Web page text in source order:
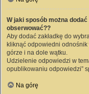
W jaki sposób można
obserwować??
Aby dodać zakładkę do
kliknąć odpowiedni
górze i na dole wątku.
Udzielenie odpowiedzi w
opublikowaniu odpowiedzi”
Na górę